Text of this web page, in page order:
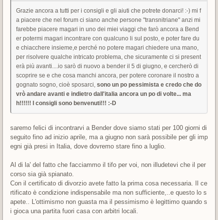
Grazie ancora a tutti per i consigli e gli aiuti che potrete donarci! :-) mi f
a piacere che nel forum ci siano anche persone "transnitriane" anzi mi
farebbe piacere magari in uno dei miei viaggi che farò ancora a Bend
er potermi magari incontrare con qualcuno li sul posto, e poter fare du
e chiacchere insieme,e perché no potere magari chiedere una mano,
per risolvere qualche intricato problema, che sicuramente ci si present
erà più avanti....io sarò di nuovo a bender il 5 di giugno, e cercherò di
scoprire se e che cosa manchi ancora, per potere coronare il nostro a
gognato sogno, cioè sposarci, sono un po pessimista e credo che do
vrò andare avanti e indietro dall'italia ancora un po di volte... ma
h!!!!!! I consigli sono benvenuti!!! :-D
saremo felici di incontrarvi a Bender dove siamo stati per 100 giorni di
seguito fino ad inizio aprile, ma a giugno non sarà possibile per gli imp
egni già presi in Italia, dove dovremo stare fino a luglio.
Al di la' del fatto che facciammo il tifo per voi, non illudetevi che il per
corso sia già spianato.
Con il certificato di divorzio avete fatto la prima cosa necessaria. Il ce
rtificato è condizione indispensabile ma non sufficiente,..e questo lo s
apete.. L'ottimismo non guasta ma il pessimismo è legittimo quando s
i gioca una partita fuori casa con arbitri locali.